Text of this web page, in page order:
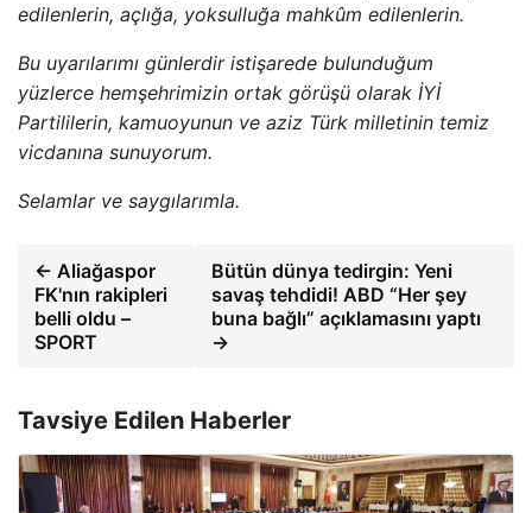
edilenlerin, açlığa, yoksulluğa mahkûm edilenlerin.
Bu uyarılarımı günlerdir istişarede bulunduğum
yüzlerce hemşehrimizin ortak görüşü olarak İYİ
Partililerin, kamuoyunun ve aziz Türk milletinin temiz
vicdanına sunuyorum.
Selamlar ve saygılarımla.
← Aliağaspor
FK'nın rakipleri
belli oldu –
SPORT
Bütün dünya tedirgin: Yeni
savaş tehdidi! ABD “Her şey
buna bağlı” açıklamasını yaptı
→
Tavsiye Edilen Haberler